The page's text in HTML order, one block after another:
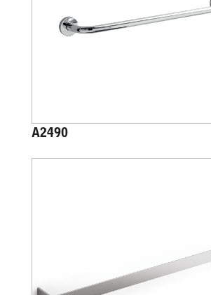
A2490